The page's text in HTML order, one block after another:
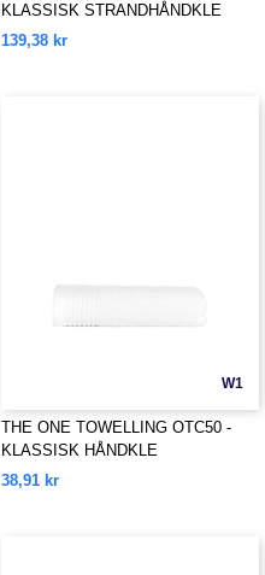
KLASSISK STRANDHÅNDKLE
139,38 kr
W1
THE ONE TOWELLING OTC50 -
KLASSISK HÅNDKLE
38,91 kr